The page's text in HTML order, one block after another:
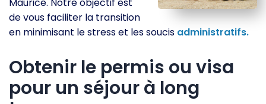
Maurice. Notre objectif est
de vous faciliter la transition
en minimisant le stress et les soucis administratifs.
Obtenir le permis ou visa
pour un séjour à long